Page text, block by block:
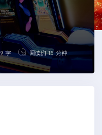
字 阅读约 15 分钟